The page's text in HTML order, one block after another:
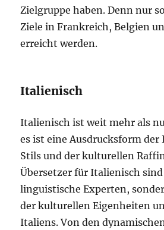
Zielgruppe haben. Denn nur
Ziele in Frankreich, Belgien
erreicht werden.
Italienisch
Italienisch ist weit mehr als
es ist eine Ausdrucksform der
Stils und der kulturellen
Übersetzer für Italienisch
linguistische Experten,
der kulturellen Eigenheiten
Italiens. Von den dynamischen